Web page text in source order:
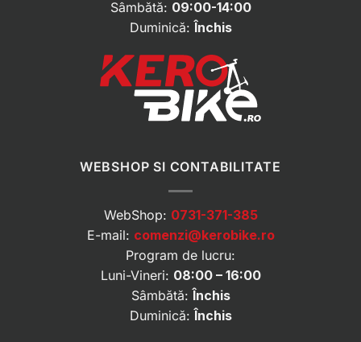
Sâmbătă: 09:00-14:00
Duminică:Închis
WEBSHOP SI CONTABILITATE
WebShop: 0731-371-385
E-mail: comenzi@kerobike.ro
Program de lucru:
Luni-Vineri: 08:00 – 16:00
Sâmbătă: Închis
Duminică: Închis